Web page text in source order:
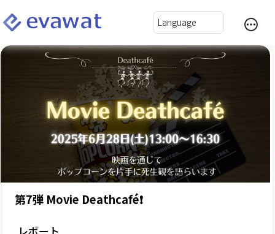
第7弾 Movie Deathcafé❗️
レポート